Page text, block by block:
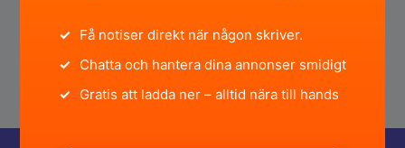
✓ Få notiser direkt när någon skriver.
✓ Chatta och hantera dina annonser smidigt
✓ Gratis att ladda ner – alltid nära till hands